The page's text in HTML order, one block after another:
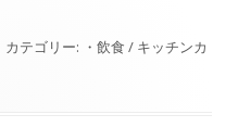
カテゴリー: ・飲食 / キッチンカ